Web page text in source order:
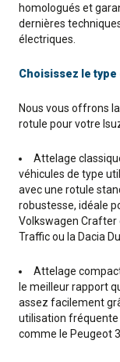
homologués et
dernières
électriques.
Choisissez le type
Nous vous offrons
rotule pour votre
Attelage
véhicules de type
avec une rotule
robustesse, idéale
Volkswagen Crafter
Traffic ou la Dacia
Attelage
le meilleur rapport
assez facilement
utilisation
comme le Peugeot